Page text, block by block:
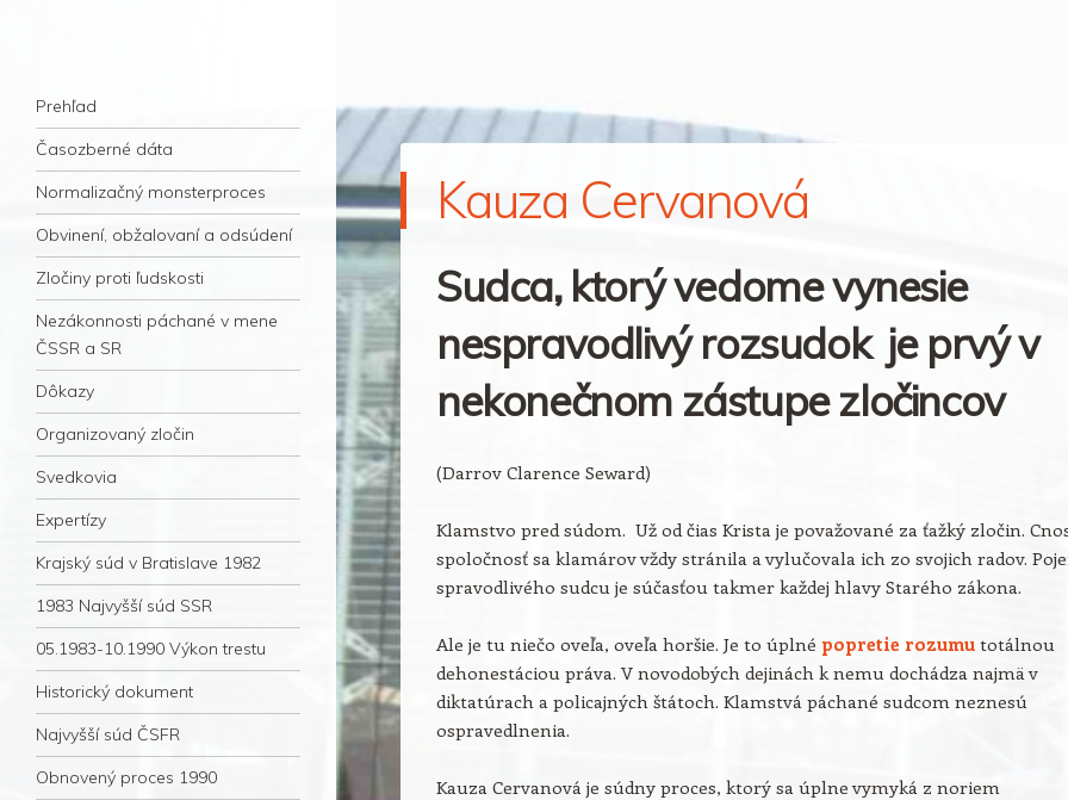
súdny proces v dejnách slovenskej justície
Navigation
Skip to content
Prehľad
Časozberné dáta
Normalizačný monsterproces
Obvinení, obžalovaní a odsúdení
Zločiny proti ľudskosti
Nezákonnosti páchané v mene
ČSSR a SR
Dôkazy
Organizovaný zločin
Svedkovia
Expertízy
Krajský súd v Bratislave 1982
1983 Najvyšší súd SSR
05.1983-10.1990 Výkon trestu
Historický dokument
Najvyšší súd ČSFR
Obnovený proces 1990
Kauza Cervanová
Sudca, ktorý vedome vynesie
nespravodlivý rozsudok je prvý v
nekonečnom zástupe zločincov
(Darrov Clarence Seward)
Klamstvo pred súdom. Už od čias Krista je považované za ťažký zločin.
spoločnosť sa klamárov vždy stránila a vylučovala ich zo svojich radov.
spravodlivého sudcu je súčasťou takmer každej hlavy Starého zákona.
Ale je tu niečo oveľa, oveľa horšie. Je to úplné popretie rozumu totálnou
dehonestáciou práva. V novodobých dejinách k nemu dochádza najmä v
diktatúrach a policajných štátoch. Klamstvá páchané sudcom neznesú
ospravedlnenia.
Kauza Cervanová je súdny proces, ktorý sa úplne vymyká z noriem